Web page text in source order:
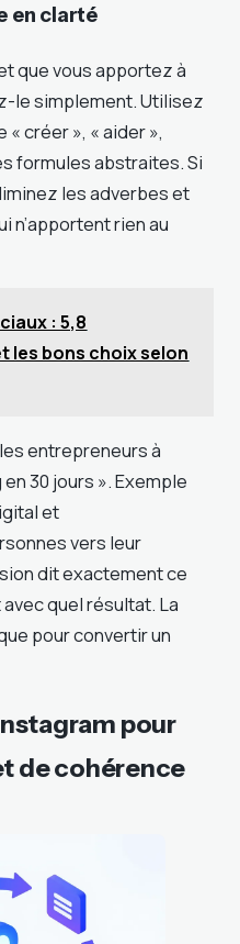
en clarté
que vous apportez à
le simplement. Utilisez
créer », « aider »,
formules abstraites. Si
les adverbes et
n’apportent rien au
: 5,8
les bons choix selon
entrepreneurs à
30 jours ». Exemple
et
vers leur
dit exactement ce
quel résultat. La
pour convertir un
pour
de cohérence